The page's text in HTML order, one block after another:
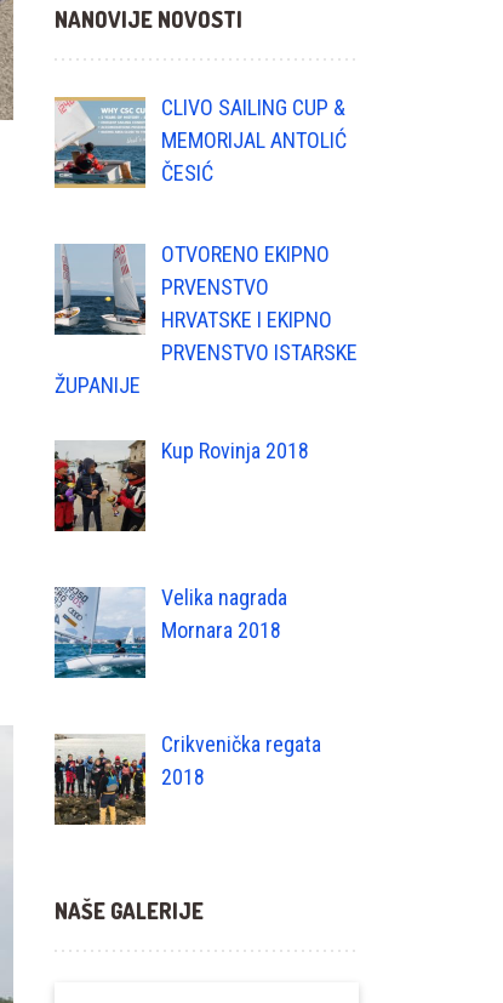
NANOVIJE NOVOSTI
CLIVO SAILING CUP &
MEMORIJAL ANTOLIĆ
ČESIĆ
OTVORENO EKIPNO
PRVENSTVO
HRVATSKE I EKIPNO
PRVENSTVO ISTARSKE
ŽUPANIJE
Kup Rovinja 2018
Velika nagrada
Mornara 2018
Crikvenička regata
2018
NAŠE GALERIJE